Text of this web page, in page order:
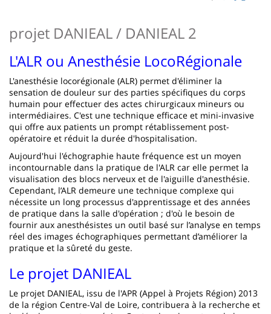
Contenu
de
la
page
principale
projet DANIEAL / DANIEAL 2
L'ALR ou Anesthésie LocoRégionale
L'anesthésie locorégionale (ALR) permet d'éliminer la
sensation de douleur sur des parties spécifiques du corps
humain pour effectuer des actes chirurgicaux mineurs ou
intermédiaires. C'est une technique efficace et mini-invasive
qui offre aux patients un prompt rétablissement post-
opératoire et réduit la durée d'hospitalisation.
Aujourd'hui l'échographie haute fréquence est un moyen
incontournable dans la pratique de l'ALR car elle permet la
visualisation des blocs nerveux et de l'aiguille d'anesthésie.
Cependant, l’ALR demeure une technique complexe qui
nécessite un long processus d'apprentissage et des années
de pratique dans la salle d'opération ; d'où le besoin de
fournir aux anesthésistes un outil basé sur l’analyse en temps
réel des images échographiques permettant d’améliorer la
pratique et la sûreté du geste.
Le projet DANIEAL
Le projet DANIEAL, issu de l'APR (Appel à Projets Région) 2013
de la région Centre-Val de Loire, contribuera à la recherche et